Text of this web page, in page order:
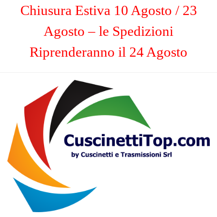
Chiusura Estiva 10 Agosto / 23
Agosto – le Spedizioni
Riprenderanno il 24 Agosto